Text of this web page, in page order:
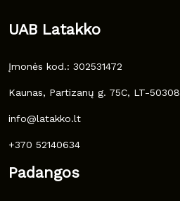
UAB Latakko
Įmonės kod.: 302531472
Kaunas, Partizanų g. 75C, LT-50308
info@latakko.lt
+370 52140634
Padangos